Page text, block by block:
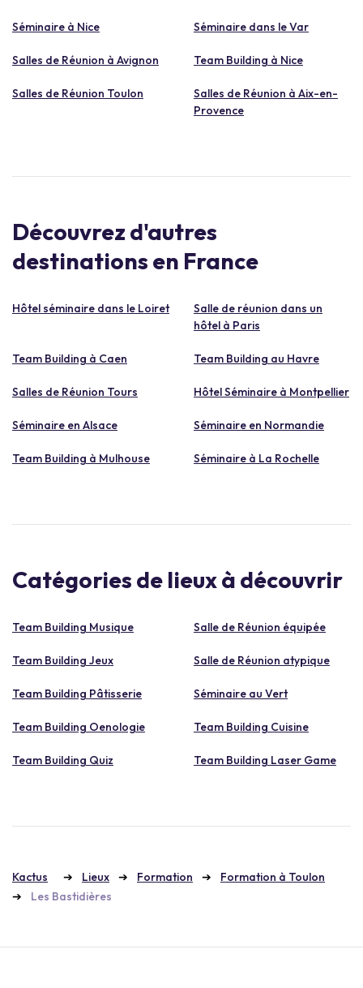
Séminaire à Nice Séminaire dans le Var
Salles de Réunion à Avignon Team Building à Nice
Salles de Réunion Toulon
Salles de Réunion à Aix-en-
Provence
Découvrez d'autres
destinations en France
Hôtel séminaire dans le Loiret
Salle de réunion dans un
hôtel à Paris
Team Building à Caen Team Building au Havre
Salles de Réunion Tours Hôtel Séminaire à Montpellier
Séminaire en Alsace Séminaire en Normandie
Team Building à Mulhouse Séminaire à La Rochelle
Catégories de lieux à découvrir
Team Building Musique Salle de Réunion équipée
Team Building Jeux Salle de Réunion atypique
Team Building Pâtisserie Séminaire au Vert
Team Building Oenologie Team Building Cuisine
Team Building Quiz Team Building Laser Game
Kactus Lieux Formation
Formation à Toulon
Les Bastidières